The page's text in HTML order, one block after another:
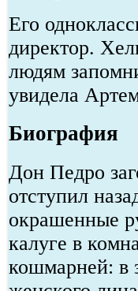
Его
директор.
людям
увидела
Биография
Дон Педро
отступил
окрашенные
калуге в
кошмарней: в